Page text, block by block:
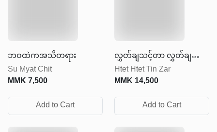
ဘဝထဲကအသိတရား
Su Myat Chit
MMK7,500
Add to Cart
လွှတ်ချသင့်တာ လွှတ်ချပြီး
ရှေ့ဆက်ပါ
Htet Htet Tin Zar
MMK14,500
Add to Cart